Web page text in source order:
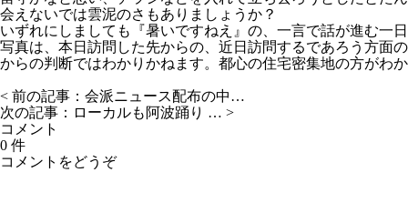
会えないでは雲泥のさもありましょうか？
いずれにしましても『暑いですねえ』の、一言で話が進む一
写真は、本日訪問した先からの、近日訪問するであろう方面
からの判断ではわかりかねます。都心の住宅密集地の方がわ
< 前の記事： 会派ニュース配布の中…
次の記事： ローカルも阿波踊り … >
コメント
0 件
コメントをどうぞ